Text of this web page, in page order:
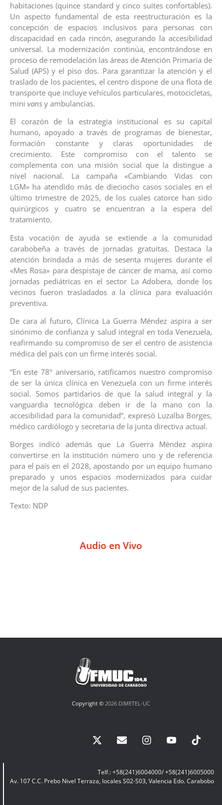
habitaciones (quince standard y cinco suites confortables).
Un aspecto fundamental de esta reestructuración es la
concepción de espacios inclusivos para personas con
discapacidad en cada rincón, asegurando la accesibilidad
universal. La modernización continúa, encontrándose en
proceso de remodelación las áreas de Atención Primaria de
Salud (APS) y el piso dos. Para garantizar la atención y el
traslado de los pacientes, el centro dispone de una flota de
transporte que incluye vehículos particulares, motocicletas,
mini vans y ambulancias.
El corazón de la estrategia institucional es su capital
humano, apoyado a través de programas de bienestar,
formación constante y claras oportunidades de
crecimiento. Este compromiso con el talento se
complementa con una misión social que la distingue a
nivel nacional. La campaña «Cambiando Vidas con
LGM» ha atendido más de dieciocho casos sociales en el
último trimestre de 2025, de los cuales catorce han sido
quirúrgicos y cuatro se encuentran a la espera del
tratamiento.
Esta vocación de ayuda se extiende a la comunidad
carabobeña a través de jornadas gratuitas. Destaca la
atención brindada a más de sesenta mujeres durante el
«Mes Rosa» para despistaje de cáncer de mama, así como
jornadas pediátricas en el sector La Adobera, donde los
vecinos fueron trasladados a la clínica para evaluación
preventiva.
De cara al futuro, Clínica La Guerra Méndez aspira a ser
sinónimo de confianza y salud integral en toda Venezuela,
reafirmando su compromiso de ser el centro de asistencia
médica del país con un firme interés social.
“En este 78º aniversario, ratificamos nuestro compromiso
de ser la única clínica en Venezuela con un firme interés
social. Somos partidarios de que la salud integral y la
vanguardia tecnológica deben ir de la mano con la
accesibilidad para la comunidad”, expresó Luzalba Borges,
médico cardiólogo y secretaria de la junta directiva actual.
Borges indicó además que La Guerra Méndez aspira
convertirse en la institución número uno y de referencia
para el país en el 2028, apostando por un equipo humano
preparado y unos espacios modernizados para cuidar
mejor de la salud de sus pacientes.
Texto: NDP
Audio en Vivo
Copyright © 2026 DIMETEL-UC
Telf.: +58(241)6004000/ +58(241)6005000
Av. 107 C.C. Prebo Nivel Terraza, locales S02-S03, Valencia Edo. Carabobo